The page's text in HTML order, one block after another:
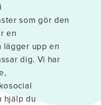
som gör den
en
lägger upp en
dig. Vi har
hjälp du